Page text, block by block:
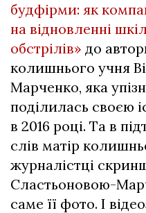
будфірми: як
на відновленні
обстрілів» до
колишнього учня
Марченко, яка
поділилась своєю
в 2016 році. Та в
слів матір
журналістці
Сластьоновою-
саме її фото. І